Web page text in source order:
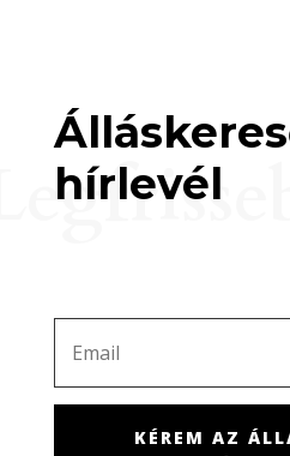
hírlevél
KÉREM AZ